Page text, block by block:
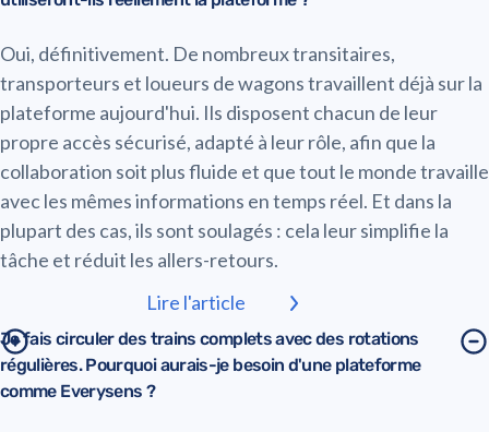
Oui, définitivement. De nombreux transitaires,
transporteurs et loueurs de wagons travaillent déjà sur la
plateforme aujourd'hui. Ils disposent chacun de leur
propre accès sécurisé, adapté à leur rôle, afin que la
collaboration soit plus fluide et que tout le monde travaille
avec les mêmes informations en temps réel. Et dans la
plupart des cas, ils sont soulagés : cela leur simplifie la
tâche et réduit les allers-retours.
Lire l'article
Je fais circuler des trains complets avec des rotations
régulières. Pourquoi aurais-je besoin d'une plateforme
comme Everysens ?